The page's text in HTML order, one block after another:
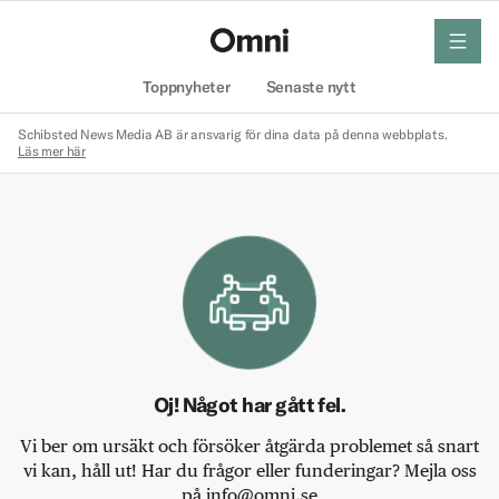
Toppnyheter Senaste nytt
meny
Schibsted News Media AB är ansvarig för dina data på denna webbplats.
Läs mer här
Oj! Något har gått fel.
Vi ber om ursäkt och försöker åtgärda problemet så snart
vi kan, håll ut! Har du frågor eller funderingar? Mejla oss